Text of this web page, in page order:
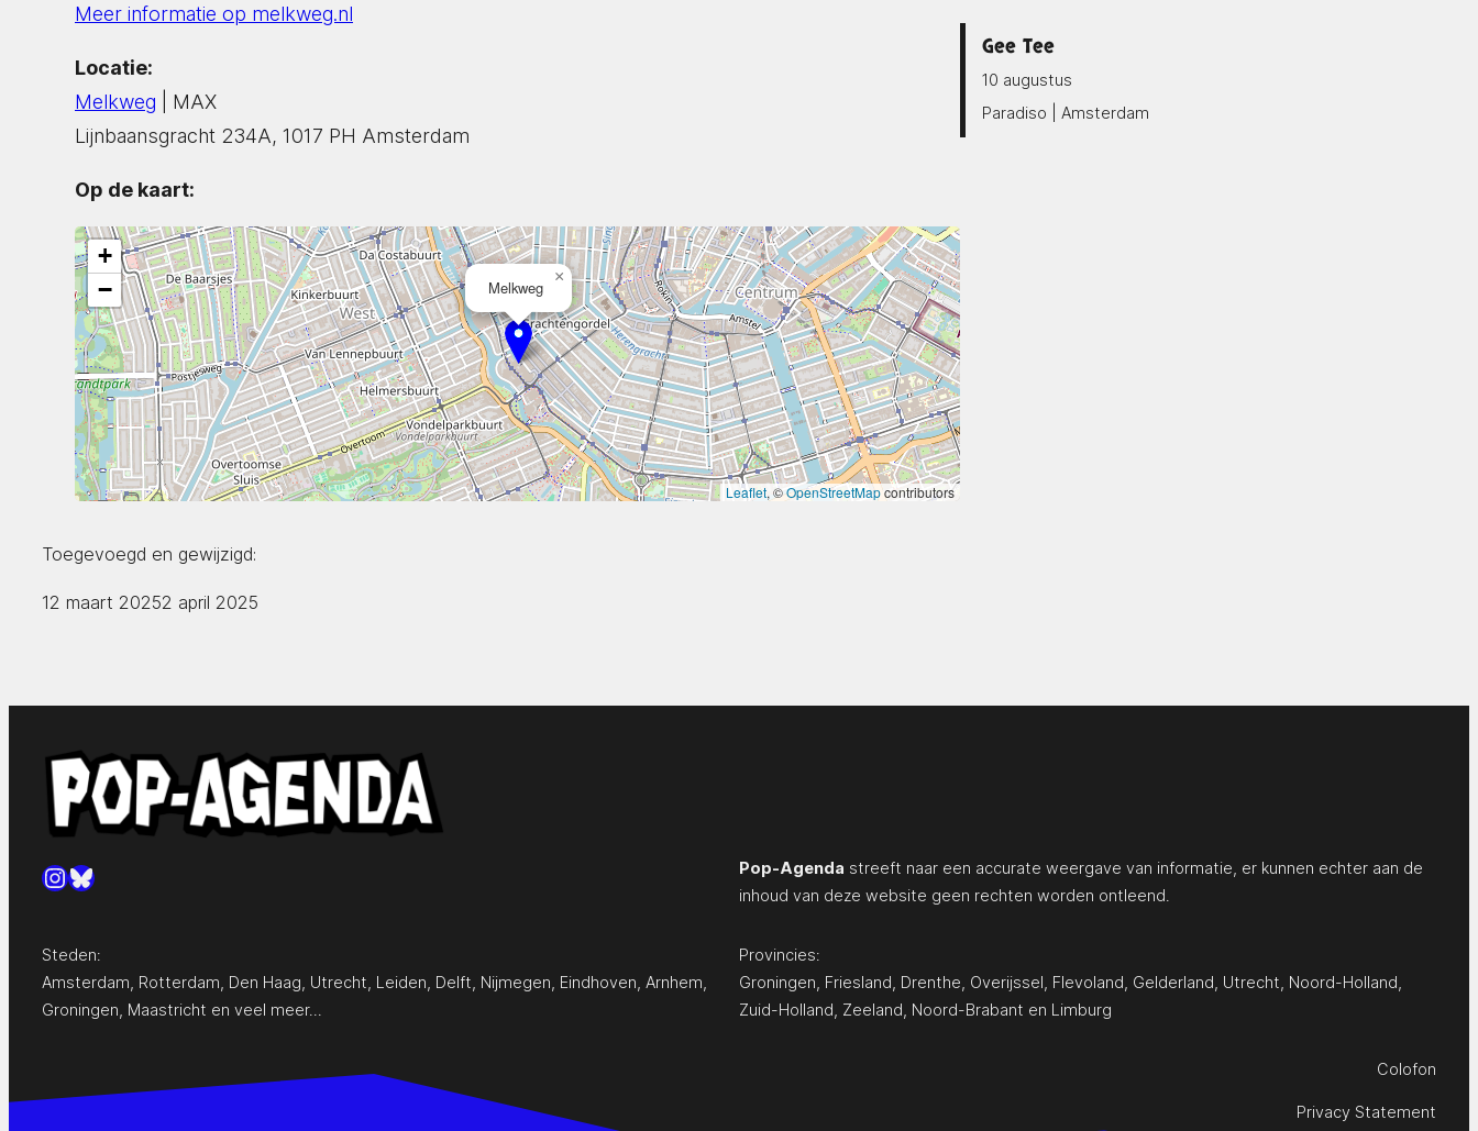
Meer informatie op melkweg.nl
Locatie:
Melkweg | MAX
Lijnbaansgracht 234A, 1017 PH Amsterdam
Op de kaart:
Melkweg
×
+
−
Leaflet, ©OpenStreetMapcontributors
Gee Tee
10 augustus
Paradiso | Amsterdam
Toegevoegd en gewijzigd:
12 maart 20252 april 2025
Instagram
Bluesky Pop-Agenda streeft naar een accurate weergave van informatie, er kunnen echter aan de
inhoud van deze website geen rechten worden ontleend.
Steden:
Amsterdam Rotterdam Den Haag Utrecht Leiden Delft Nijmegen Eindhoven Arnhem
Groningen Maastricht en veel meer…
Provincies:
Groningen Friesland Drenthe Overijssel Flevoland Gelderland Utrecht Noord-Holland
Zuid-Holland Zeeland Noord-Brabant en Limburg
Colofon
Privacy Statement